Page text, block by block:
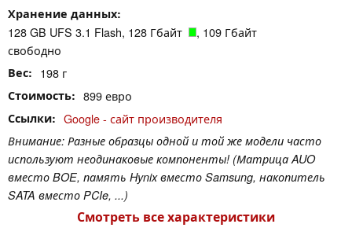
Хранение данных
128 GB UFS 3.1 Flash, 128 Гбайт
, 109 Гбайт
свободно
Вес 198 г
Стоимость 899 евро
Ссылки Google - сайт производителя
Внимание: Разные образцы одной и той же модели часто
используют неодинаковые компоненты! (Матрица AUO
вместо BOE, память Hynix вместо Samsung, накопитель
SATA вместо PCIe, ...)
Смотреть все характеристики